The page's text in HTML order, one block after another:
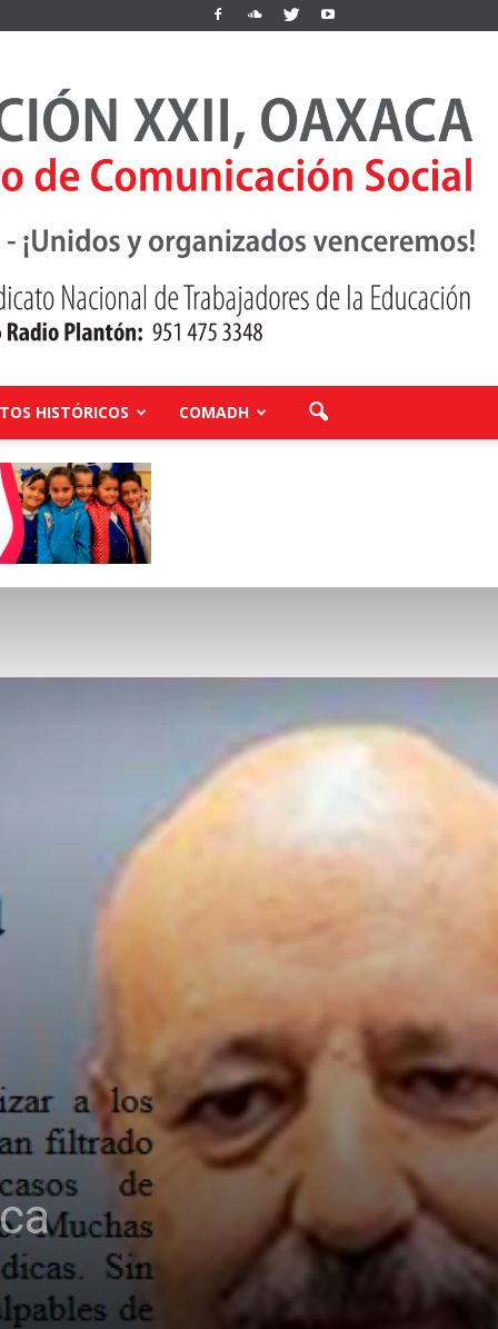
HISTÓRICOS COMADH